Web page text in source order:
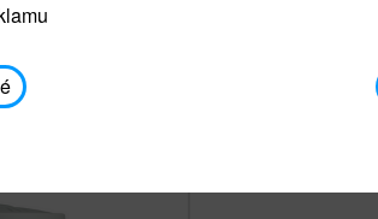
Dárky pro život jsou skutečné